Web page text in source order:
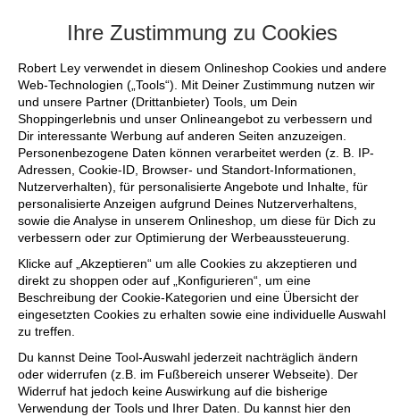
Ihre Zustimmung zu Cookies
Robert Ley verwendet in diesem Onlineshop Cookies und andere
Web-Technologien („Tools“). Mit Deiner Zustimmung nutzen wir
und unsere Partner (Drittanbieter) Tools, um Dein
Shoppingerlebnis und unser Onlineangebot zu verbessern und
Dir interessante Werbung auf anderen Seiten anzuzeigen.
Personenbezogene Daten können verarbeitet werden (z. B. IP-
Adressen, Cookie-ID, Browser- und Standort-Informationen,
Nutzerverhalten), für personalisierte Angebote und Inhalte, für
personalisierte Anzeigen aufgrund Deines Nutzerverhaltens,
sowie die Analyse in unserem Onlineshop, um diese für Dich zu
verbessern oder zur Optimierung der Werbeaussteuerung.
Klicke auf „Akzeptieren“ um alle Cookies zu akzeptieren und
direkt zu shoppen oder auf „Konfigurieren“, um eine
Beschreibung der Cookie-Kategorien und eine Übersicht der
eingesetzten Cookies zu erhalten sowie eine individuelle Auswahl
zu treffen.
Du kannst Deine Tool-Auswahl jederzeit nachträglich ändern
oder widerrufen (z.B. im Fußbereich unserer Webseite). Der
Widerruf hat jedoch keine Auswirkung auf die bisherige
Verwendung der Tools und Ihrer Daten. Du kannst hier den